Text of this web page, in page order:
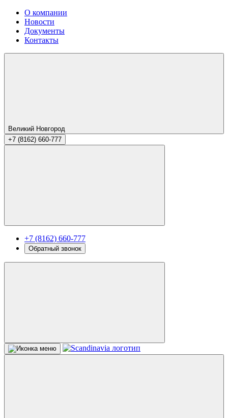
О компании
Новости
Документы
Контакты
Великий Новгород
+7 (8162) 660-777
+7 (8162) 660-777
Обратный звонок